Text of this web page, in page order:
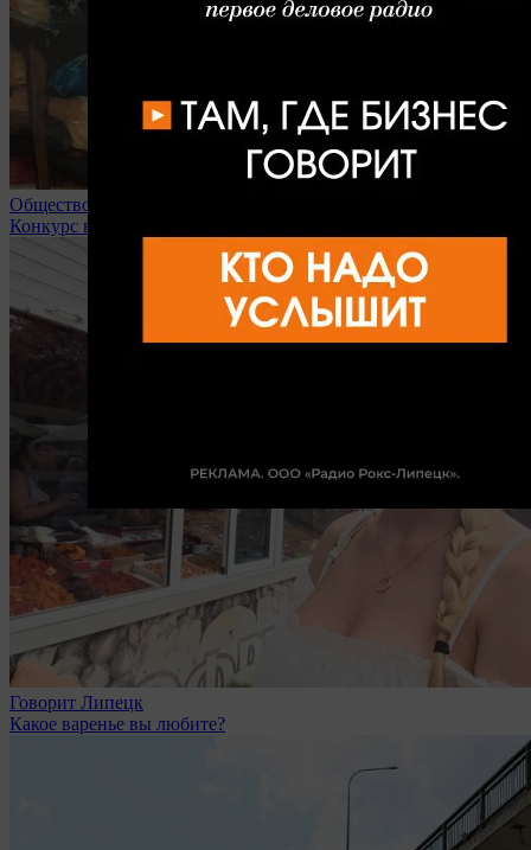
Общество
Конкурс в липецкие вузы доходит до 32 человек на место
Говорит Липецк
Какое варенье вы любите?